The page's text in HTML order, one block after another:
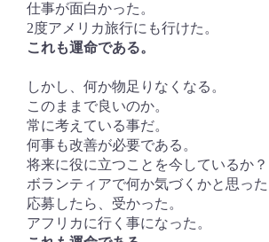
仕事が面白かった。
2度アメリカ旅行にも行けた。
これも運命である。
しかし、何か物足りなくなる。
このままで良いのか。
常に考えている事だ。
何事も改善が必要である。
将来に役に立つことを今しているか？
ボランティアで何か気づくかと思った
応募したら、受かった。
アフリカに行く事になった。